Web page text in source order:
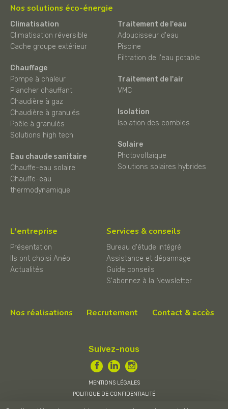
Nos solutions éco-énergie
Climatisation
Climatisation réversible
Cache groupe extérieur
Chauffage
Pompe à chaleur
Plancher chauffant
Chaudière à gaz
Chaudière à granulés
Poêle à granulés
Solutions high tech
Eau chaude sanitaire
Chauffe-eau solaire
Chauffe-eau
thermodynamique
Traitement de l'eau
Adoucisseur d'eau
Piscine
Filtration de l'eau potable
Traitement de l'air
VMC
Isolation
Isolation des combles
Solaire
Photovoltaïque
Solutions solaires hybrides
L'entreprise
Présentation
Ils ont choisi Anéo
Actualités
Services & conseils
Bureau d'étude intégré
Assistance et dépannage
Guide conseils
S'abonnez à la Newsletter
Nos réalisations Recrutement Contact & accès
Suivez-nous
MENTIONS LÉGALES
POLITIQUE DE CONFIDENTIALITÉ